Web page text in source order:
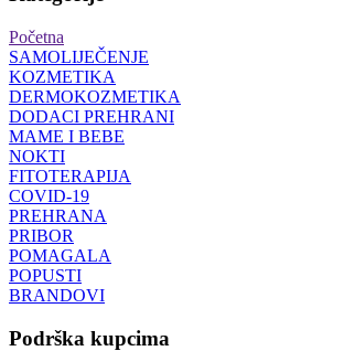
Početna
SAMOLIJEČENJE
KOZMETIKA
DERMOKOZMETIKA
DODACI PREHRANI
MAME I BEBE
NOKTI
FITOTERAPIJA
COVID-19
PREHRANA
PRIBOR
POMAGALA
POPUSTI
BRANDOVI
Podrška kupcima